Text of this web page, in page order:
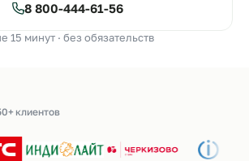
8 800-444-61-56
15 минут · без обязательств
клиентов